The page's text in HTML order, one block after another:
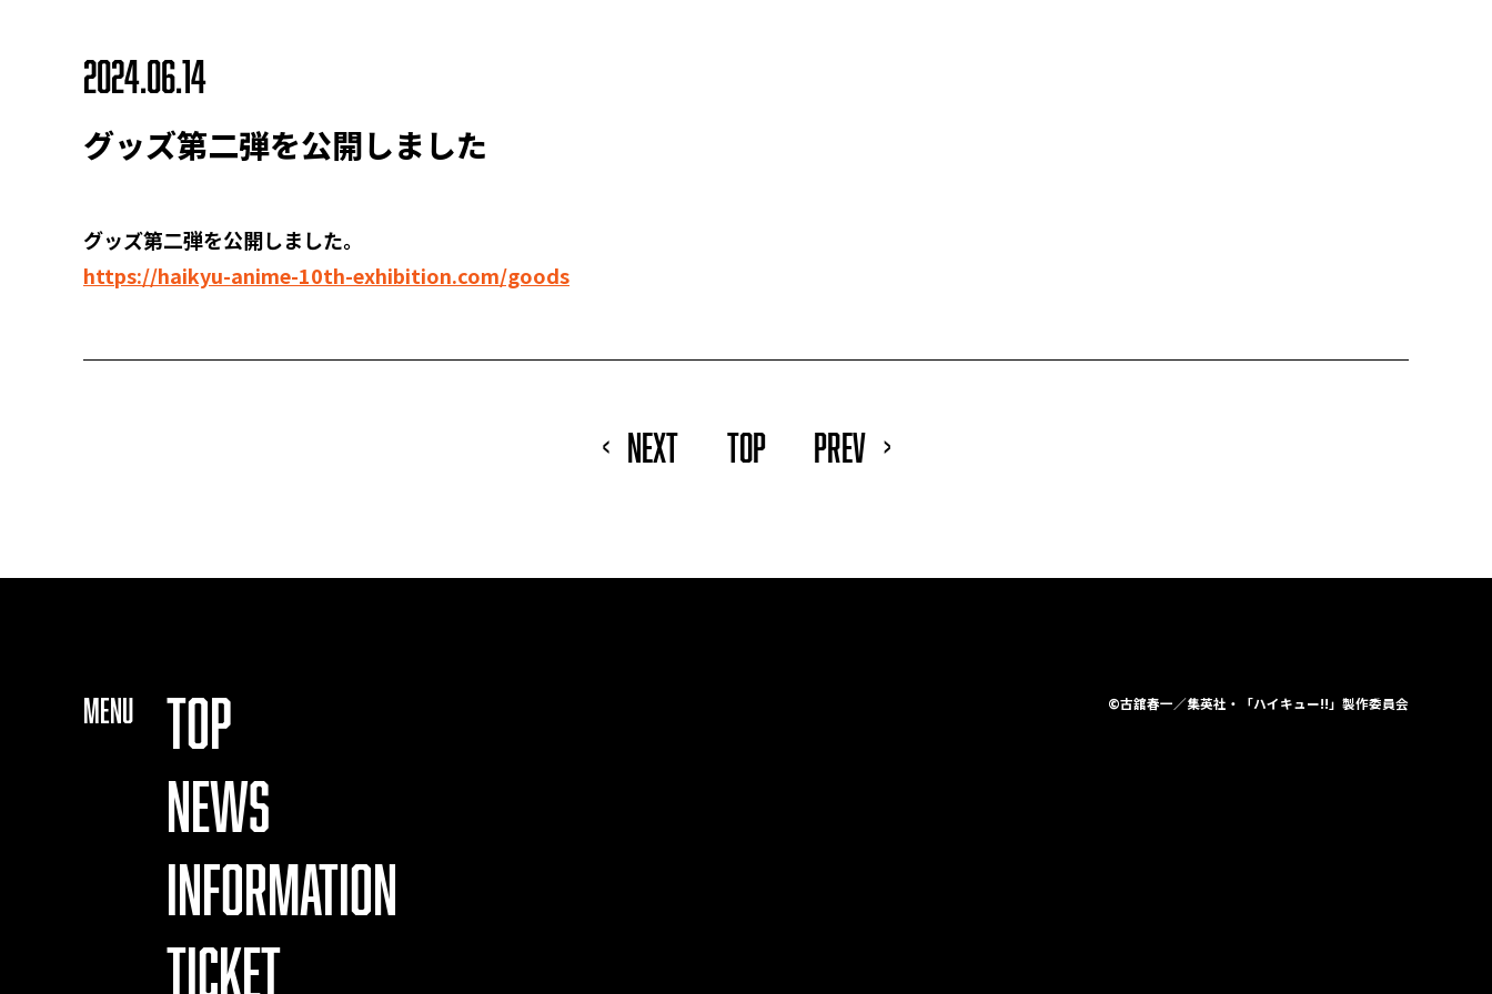
2024.06.14
グッズ第二弾を公開しました
グッズ第二弾を公開しました。
https://haikyu-anime-10th-exhibition.com/goods
< NEXT TOP PREV >
MENU
TOP
NEWS
INFORMATION
TICKET
©古舘春一／集英社・「ハイキュー!!」製作委員会